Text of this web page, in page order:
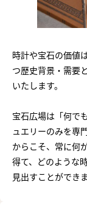
時計や宝石の価値
つ歴史背景・需要
いたします。
宝石広場は「何で
ュエリーのみを専
からこそ、常に何
得て、どのような
見出すことができま